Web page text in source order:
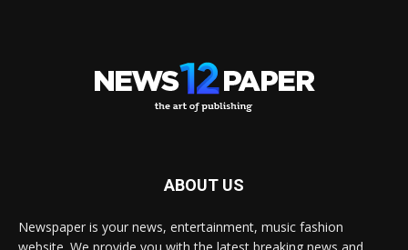
ABOUT US
Newspaper is your news, entertainment, music fashion